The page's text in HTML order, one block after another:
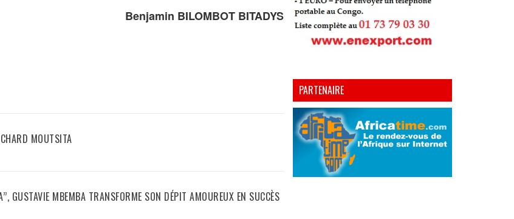
Benjamin BILOMBOT BITADYS
MOUTSITA
GUSTAVIE MBEMBA TRANSFORME SON DÉPIT AMOUREUX EN SUCCÈS
PARTENAIRE